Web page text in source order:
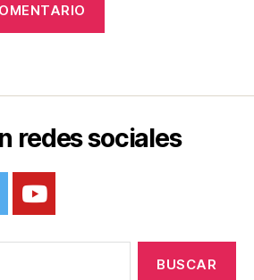
redes sociales